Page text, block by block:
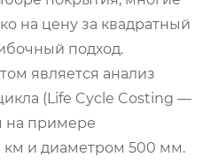
на цену за квадратный
подход.
является анализ
(Life Cycle Costing —
на примере
км и диаметром 500 мм.